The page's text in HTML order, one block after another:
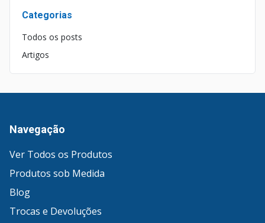
Categorias
Todos os posts
Artigos
Navegação
Ver Todos os Produtos
Produtos sob Medida
Blog
Trocas e Devoluções